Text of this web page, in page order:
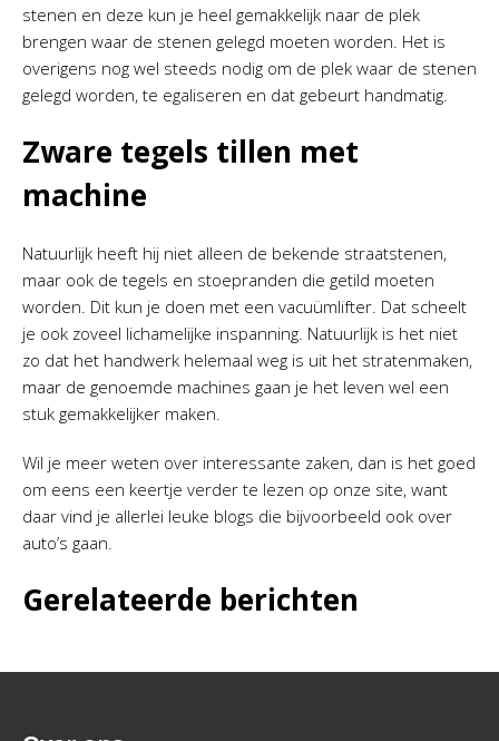
stenen en deze kun je heel gemakkelijk naar de plek
brengen waar de stenen gelegd moeten worden. Het is
overigens nog wel steeds nodig om de plek waar de stenen
gelegd worden, te egaliseren en dat gebeurt handmatig.
Zware tegels tillen met
machine
Natuurlijk heeft hij niet alleen de bekende straatstenen,
maar ook de tegels en stoepranden die getild moeten
worden. Dit kun je doen met een vacuümlifter. Dat scheelt
je ook zoveel lichamelijke inspanning. Natuurlijk is het niet
zo dat het handwerk helemaal weg is uit het stratenmaken,
maar de genoemde machines gaan je het leven wel een
stuk gemakkelijker maken.
Wil je meer weten over interessante zaken, dan is het goed
om eens een keertje verder te lezen op onze site, want
daar vind je allerlei leuke blogs die bijvoorbeeld ook over
auto’s gaan.
Gerelateerde berichten